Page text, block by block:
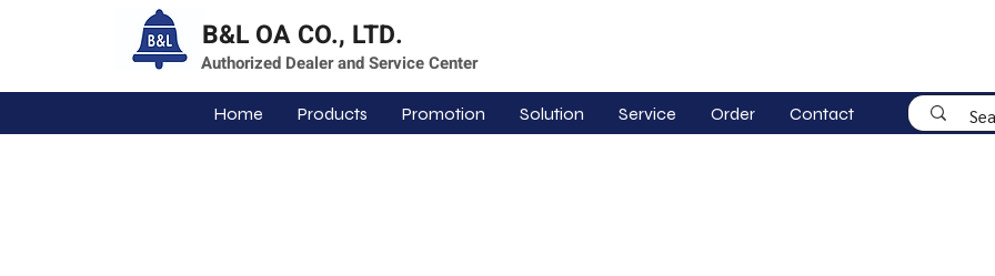
B&L OA CO., LTD.
Authorized Dealer and Service Center
Home Products Promotion Solution Service Order Contact